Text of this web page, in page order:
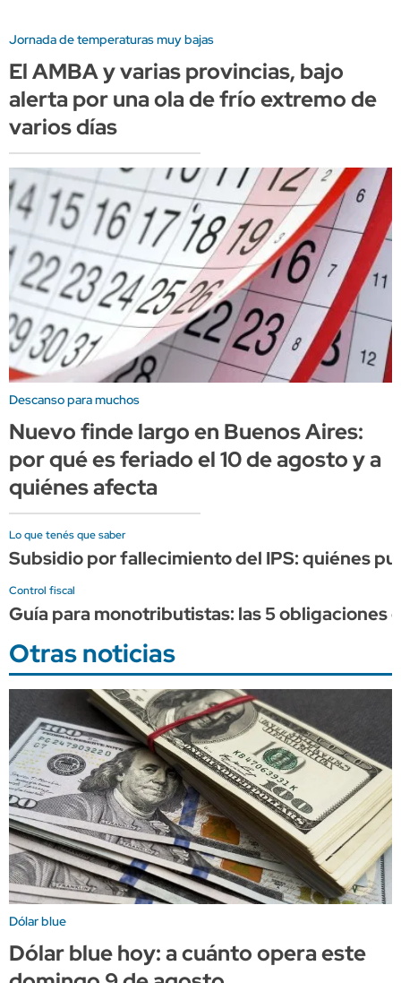
Jornada de temperaturas muy bajas
El AMBA y varias provincias, bajo
alerta por una ola de frío extremo de
varios días
Descanso para muchos
Nuevo finde largo en Buenos Aires:
por qué es feriado el 10 de agosto y a
quiénes afecta
Lo que tenés que saber
Subsidio por fallecimiento del IPS: quiénes
Control fiscal
Guía para monotributistas: las 5 obligaciones
Otras noticias
Dólar blue
Dólar blue hoy: a cuánto opera este